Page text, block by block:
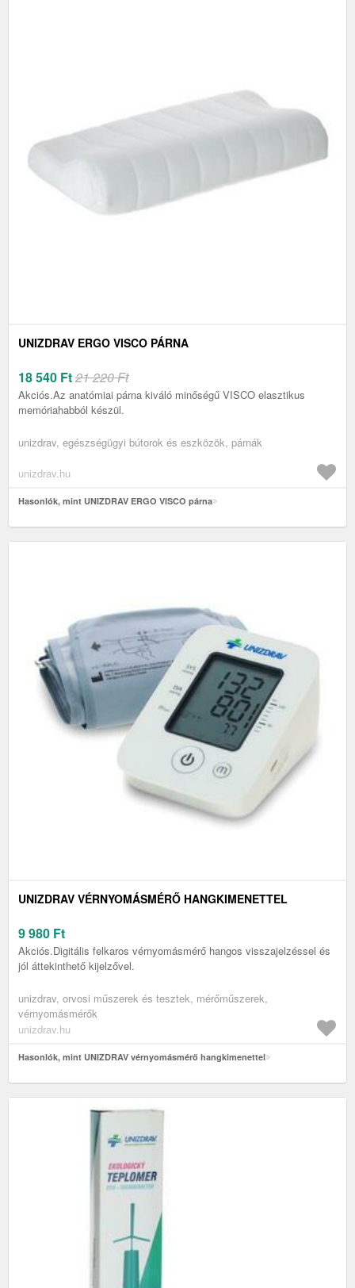
UNIZDRAV ERGO VISCO PÁRNA
18 540 Ft21 220 Ft
Akciós.Az anatómiai párna kiváló minőségű VISCO elasztikus
memóriahabból készül.
unizdrav, egészségügyi bútorok és eszközök, párnák
unizdrav.hu
Hasonlók, mint UNIZDRAV ERGO VISCO párna
UNIZDRAV VÉRNYOMÁSMÉRŐ HANGKIMENETTEL
9 980 Ft
Akciós.Digitális felkaros vérnyomásmérő hangos visszajelzéssel és
jól áttekinthető kijelzővel.
unizdrav, orvosi műszerek és tesztek, mérőműszerek,
vérnyomásmérők
unizdrav.hu
Hasonlók, mint UNIZDRAV vérnyomásmérő hangkimenettel